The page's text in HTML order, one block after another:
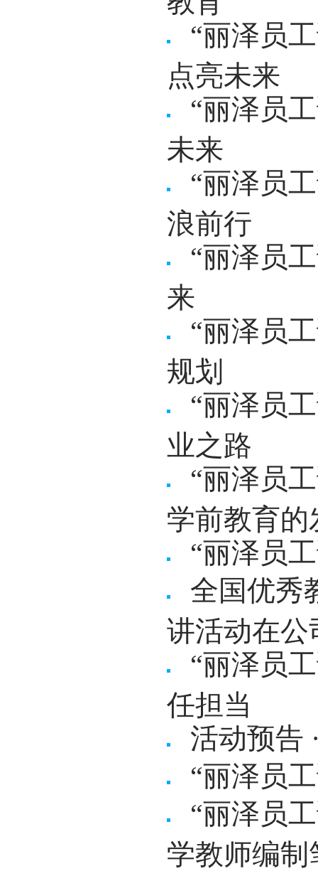
“丽泽员
点亮未来
“丽泽员
未来
“丽泽员
浪前行
“丽泽员
来
“丽泽员
规划
“丽泽员
业之路
“丽泽员
学前教育的
“丽泽员
全国优秀
讲活动在公
“丽泽员
任担当
活动预告
“丽泽员
“丽泽员
学教师编制